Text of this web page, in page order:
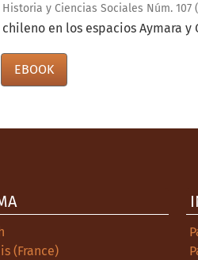
y Ciencias Sociales Núm. 107
en los espacios Aymara y
EBOOK
(France)